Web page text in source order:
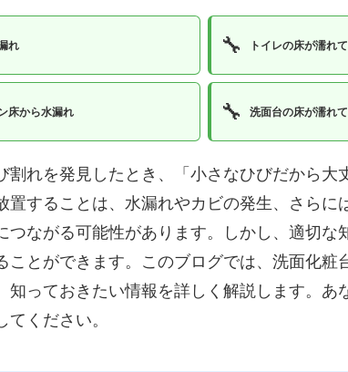
れ 🔧 トイレの床が濡れ
床から水漏れ 🔧 洗面台の床が濡れ
割れを発見したとき、「小さなひびだから大
置することは、水漏れやカビの発生、さらに
つながる可能性があります。しかし、適切な
ことができます。このブログでは、洗面化粧
知っておきたい情報を詳しく解説します。あ
ください。